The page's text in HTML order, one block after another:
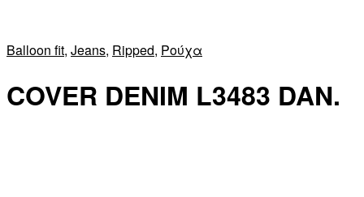
Balloon fit, Jeans, Ripped, Ρούχα
COVER DENIM L3483 DAN.